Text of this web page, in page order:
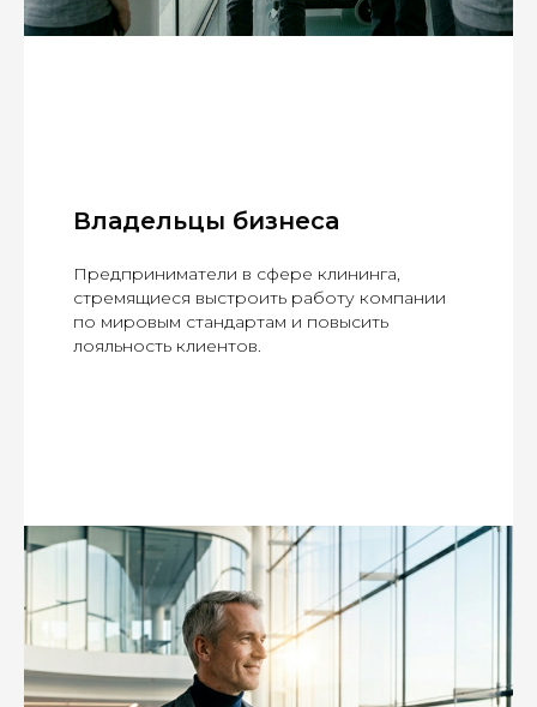
Владельцы бизнеса
Предприниматели в сфере клининга,
стремящиеся выстроить работу компании
по мировым стандартам и повысить
лояльность клиентов.